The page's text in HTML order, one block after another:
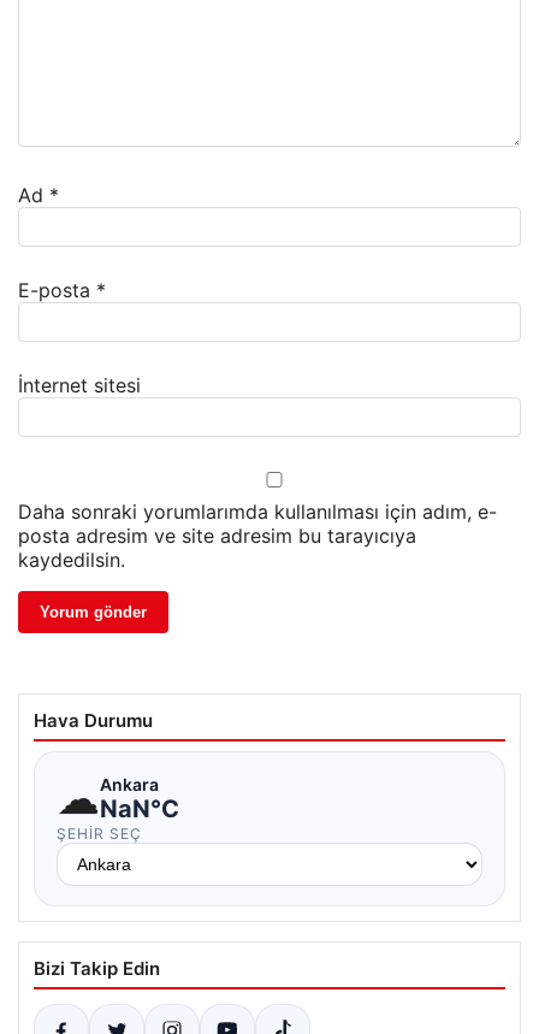
Ad *
E-posta *
İnternet sitesi
Daha sonraki yorumlarımda kullanılması için adım, e-
posta adresim ve site adresim bu tarayıcıya
kaydedilsin.
Hava Durumu
☁Ankara
NaN°C
ŞEHIR SEÇ
Bizi Takip Edin